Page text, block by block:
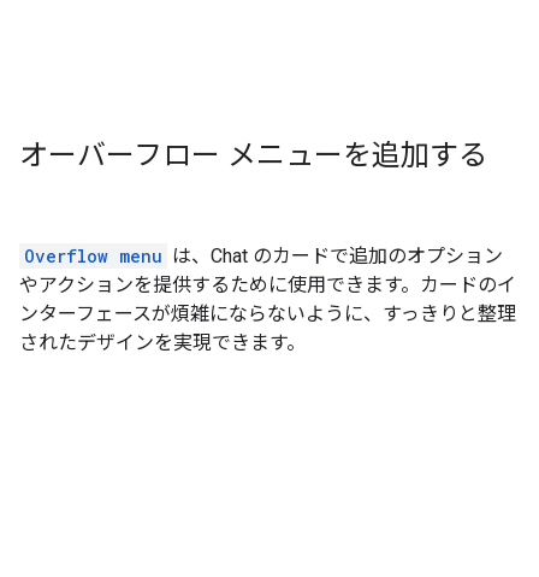
オーバーフロー メニューを追加する
Overflow menu は、Chat のカードで追加のオプション
やアクションを提供するために使用できます。カードのイ
ンターフェースが煩雑にならないように、すっきりと整理
されたデザインを実現できます。